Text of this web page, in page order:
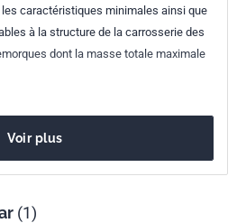
EN 12642:2001
caractéristiques minimales ainsi que
à la structure de la carrosserie des
dont la masse totale maximale
Voir plus
(1)